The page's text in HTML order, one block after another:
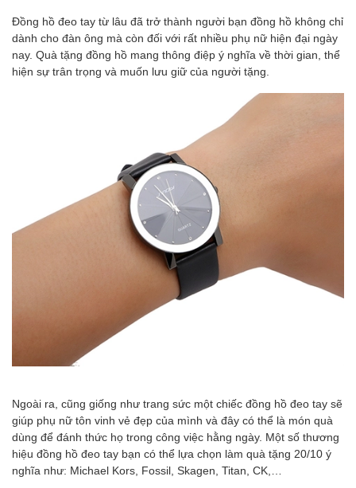
Đồng hồ đeo tay từ lâu đã trở thành người bạn đồng hồ không chỉ
dành cho đàn ông mà còn đối với rất nhiều phụ nữ hiện đại ngày
nay. Quà tặng đồng hồ mang thông điệp ý nghĩa về thời gian, thể
hiện sự trân trọng và muốn lưu giữ của người tặng.
Ngoài ra, cũng giống như trang sức một chiếc đồng hồ đeo tay sẽ
giúp phụ nữ tôn vinh vẻ đẹp của mình và đây có thể là món quà
dùng để đánh thức họ trong công việc hằng ngày. Một số thương
hiệu đồng hồ đeo tay bạn có thể lựa chọn làm quà tặng 20/10 ý
nghĩa như: Michael Kors, Fossil, Skagen, Titan, CK,…